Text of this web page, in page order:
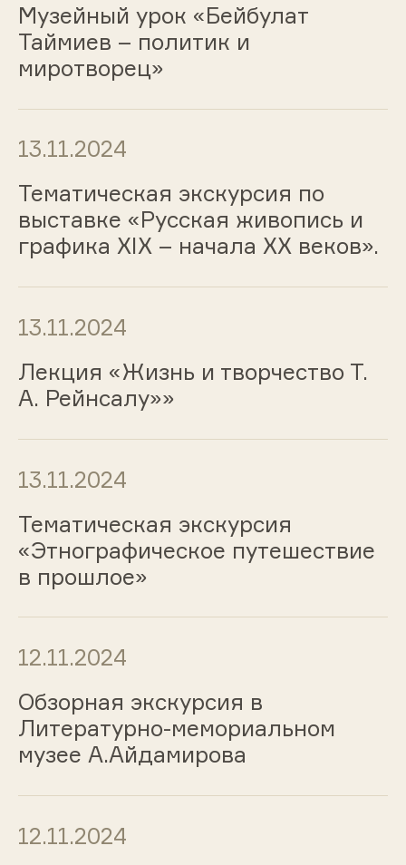
Музейный урок «Бейбулат
Таймиев – политик и
миротворец»
13.11.2024
Тематическая экскурсия по
выставке «Русская живопись и
графика ХIХ – начала ХХ веков».
13.11.2024
Лекция «Жизнь и творчество Т.
А. Рейнсалу»»
13.11.2024
Тематическая экскурсия
«Этнографическое путешествие
в прошлое»
12.11.2024
Обзорная экскурсия в
Литературно-мемориальном
музее А.Айдамирова
12.11.2024